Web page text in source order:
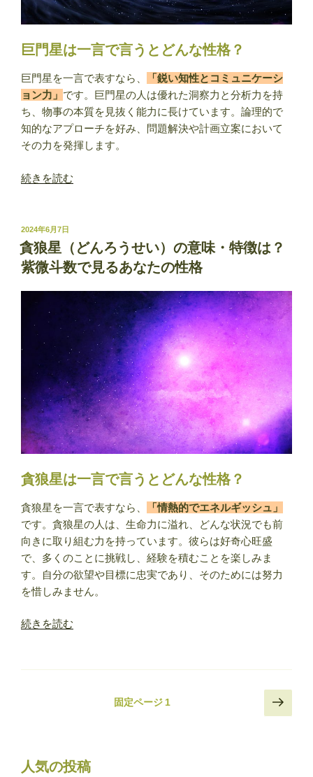
微
斗
で
見
る
あ
な
の
の
巨門星は一言で言うとどんな性格？
巨門星を一言で表すなら、
「鋭い知性とコミュニケーシ
ョン力」 です。巨門星の人は優れた洞察力と分析力を持
ち、物事の本質を見抜く能力に長けています。論理的で
知的なアプローチを好み、問題解決や計画立案において
その力を発揮します。
“巨
（こ
も
ん
せ
い）
は？
紫
微
斗
で
る
あ
な
た
の
性
の
続きを読む
投
稿
日:
2024年6月7日
貪狼星（どんろうせい）の意味・特徴は？
紫微斗数で見るあなたの性格
貪狼星は一言で言うとどんな性格？
貪狼星を一言で表すなら、
「情熱的でエネルギッシュ」
です。貪狼星の人は、生命力に溢れ、どんな状況でも前
向きに取り組む力を持っています。彼らは好奇心旺盛
で、多くのことに挑戦し、経験を積むことを楽しみま
す。自分の欲望や目標に忠実であり、そのためには努力
を惜しみません。
“貪
（ど
い）
の
続きを読む
ペ
固定ページ 1
次
の
人気の投稿